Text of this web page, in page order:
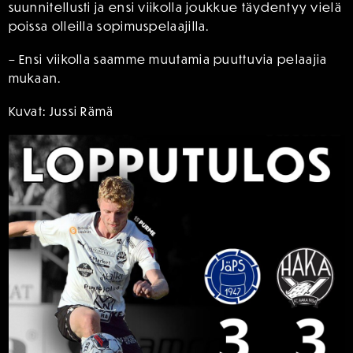
suunnitellusti ja ensi viikolla joukkue täydentyy vielä
poissa olleilla sopimuspelaajilla.
– Ensi viikolla saamme muutamia puuttuvia pelaajia
mukaan.
Kuvat: Jussi Rämä